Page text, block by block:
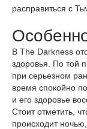
расправиться с
В The Darkness
здоровья. По той
при серьезном
время спокойно
и его здоровье
Стоит отметить,
происходит